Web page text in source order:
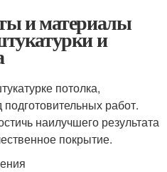
и материалы
и
потолка,
работ.
наилучшего результата
покрытие.